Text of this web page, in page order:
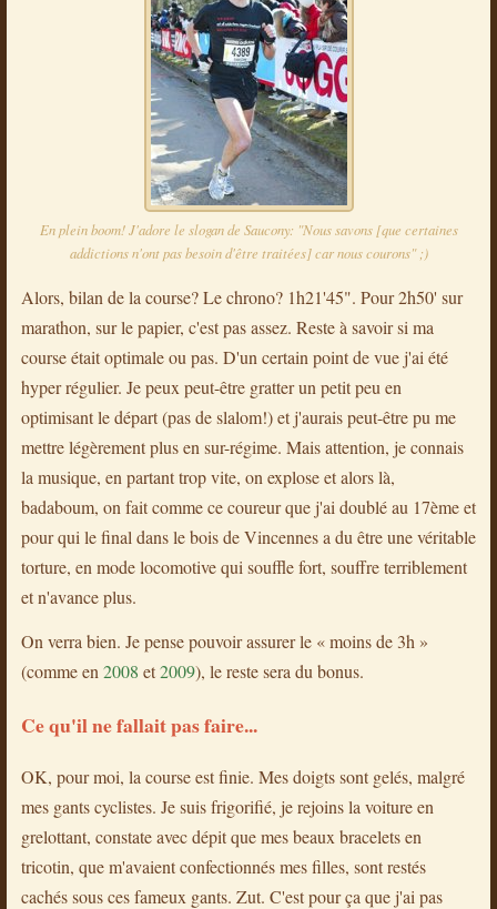
En plein boom! J'adore le slogan de Saucony: "Nous savons [que certaines
addictions n'ont pas besoin d'être traitées] car nous courons" ;)
Alors, bilan de la course? Le chrono? 1h21'45". Pour 2h50' sur
marathon, sur le papier, c'est pas assez. Reste à savoir si ma
course était optimale ou pas. D'un certain point de vue j'ai été
hyper régulier. Je peux peut-être gratter un petit peu en
optimisant le départ (pas de slalom!) et j'aurais peut-être pu me
mettre légèrement plus en sur-régime. Mais attention, je connais
la musique, en partant trop vite, on explose et alors là,
badaboum, on fait comme ce coureur que j'ai doublé au 17ème et
pour qui le final dans le bois de Vincennes a du être une véritable
torture, en mode locomotive qui souffle fort, souffre terriblement
et n'avance plus.
On verra bien. Je pense pouvoir assurer le « moins de 3h »
(comme en 2008 et2009), le reste sera du bonus.
Ce qu'il ne fallait pas faire...
OK, pour moi, la course est finie. Mes doigts sont gelés, malgré
mes gants cyclistes. Je suis frigorifié, je rejoins la voiture en
grelottant, constate avec dépit que mes beaux bracelets en
tricotin, que m'avaient confectionnés mes filles, sont restés
cachés sous ces fameux gants. Zut. C'est pour ça que j'ai pas